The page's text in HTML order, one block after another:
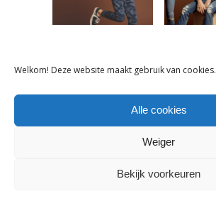
Welkom! Deze website maakt gebruik van cookies.
Alle cookies
Weiger
Bekijk voorkeuren
Tags:
Collectienieuwsbrief